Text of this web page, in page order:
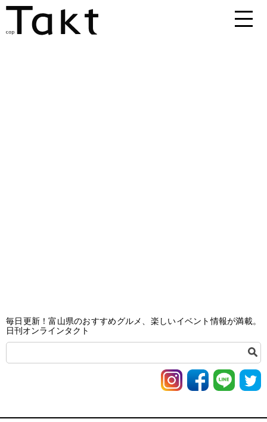
毎日更新！富山県のおすすめグルメ、楽しいイベント情報が満載。
日刊オンラインタクト